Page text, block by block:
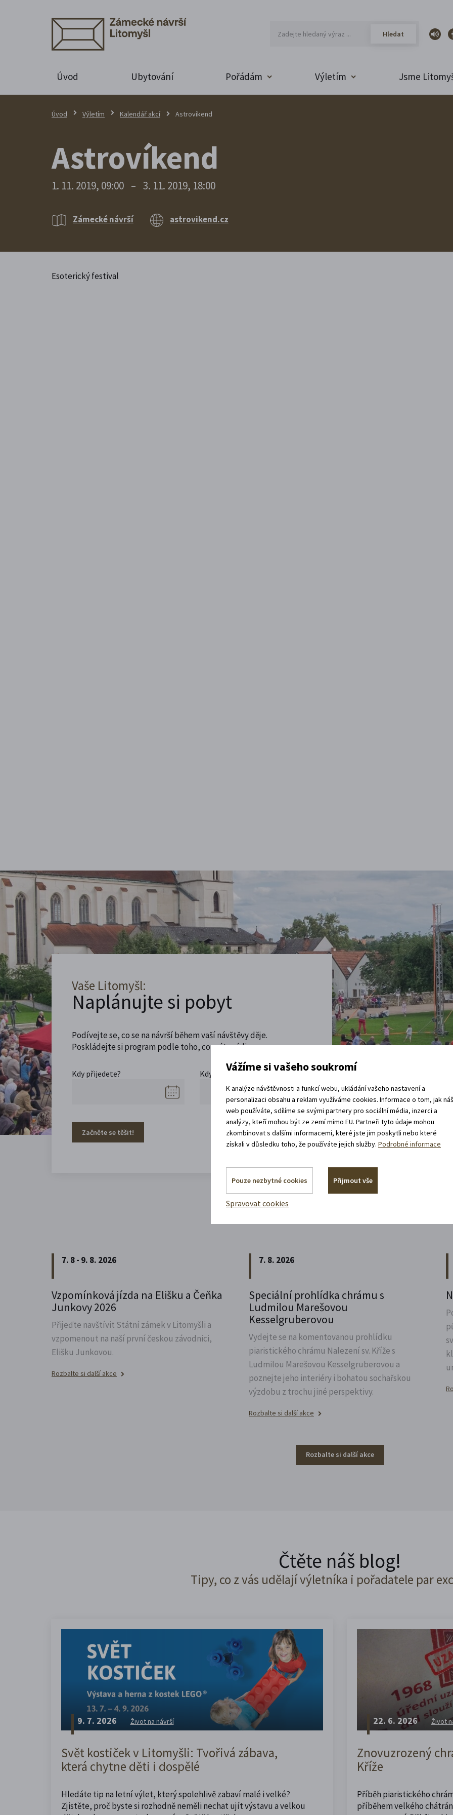
Úvod Ubytování Pořádám Výletím Jsme
Úvod Výletím Kalendář akcí Astrovíkend
Astrovíkend
1. 11. 2019, 09:00 – 3. 11. 2019, 18:00
Zámecké návrší astrovikend.cz
Esoterický festival
Vaše Litomyšl:
Naplánujte si pobyt
Podívejte se, co se na návrší během vaší návštěvy děje.
Poskládejte si program podle toho, co máte rádi.
Kdy přijedete? Kdy se vracíte domů?
Začněte se těšit!
Akce, co jsou za rohem
7. 8 - 9. 8. 2026
Vzpomínková jízda na Elišku a Čeňka
Junkovy 2026
Přijeďte navštívit Státní zámek v Litomyšli a
vzpomenout na naší první českou závodnici,
Elišku Junkovou.
Rozbalte si další akce
7. 8. 2026
Speciální prohlídka chrámu s
Ludmilou Marešovou
Kesselgruberovou
Vydejte se na komentovanou prohlídku
piaristického chrámu Nalezení sv. Kříže s
Ludmilou Marešovou Kesselgruberovou a
poznejte jeho interiéry i bohatou sochařskou
výzdobu z trochu jiné perspektivy.
Rozbalte si další akce
Rozbalte si další akce
Čtěte náš blog!
Tipy, co z vás udělají výletníka i pořadatele par
9. 7. 2026 Život na návrší
Svět kostiček v Litomyšli: Tvořivá zábava,
která chytne děti i dospělé
Hledáte tip na letní výlet, který spolehlivě zabaví malé i velké?
Zjistěte, proč byste si rozhodně neměli nechat ujít výstavu a velkou
22. 6. 2026 Život
Znovuzrozený
Kříže
Příběh piaristického
příběhem velkého
Vážíme si vašeho soukromí
K analýze návštěvnosti a funkcí webu, ukládání vašeho nastavení a
personalizaci obsahu a reklam využíváme cookies. Informace o tom, jak
web používáte, sdílíme se svými partnery pro sociální média, inzerci a
analýzy, kteří mohou být ze zemí mimo EU. Partneři tyto údaje mohou
zkombinovat s dalšími informacemi, které jste jim poskytli nebo které
získali v důsledku toho, že používáte jejich služby.Podrobné informace
Pouze nezbytné cookies Přijmout vše
Spravovat cookies